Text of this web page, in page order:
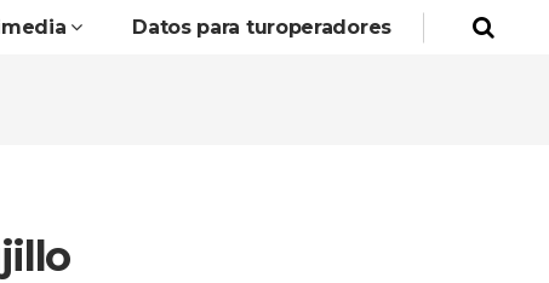
Datos para turoperadores